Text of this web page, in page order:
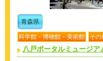
青森県
科学館・博物館・美術館 その
八戸ポータルミュージア